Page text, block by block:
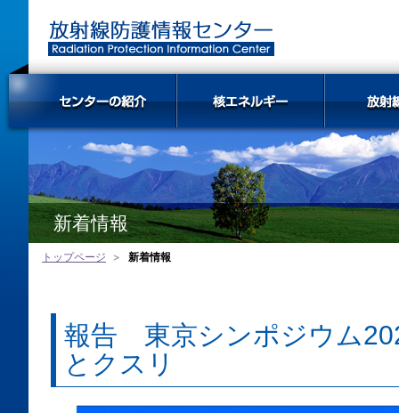
新着情報
トップページ 新着情報
報告 東京シンポジウム
とクスリ